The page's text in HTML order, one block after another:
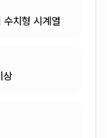
치형 시계열
상